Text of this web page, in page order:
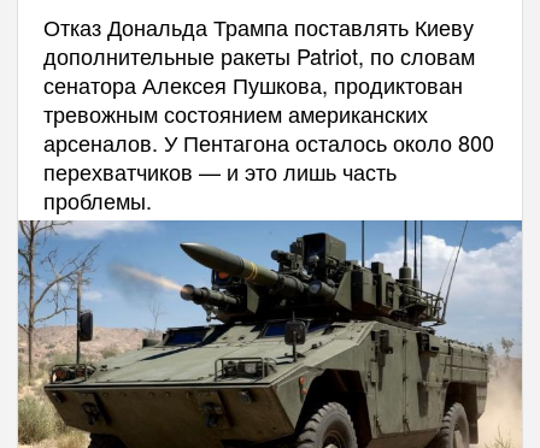
Отказ Дональда Трампа поставлять Киеву
дополнительные ракеты Patriot, по словам
сенатора Алексея Пушкова, продиктован
тревожным состоянием американских
арсеналов. У Пентагона осталось около 800
перехватчиков — и это лишь часть
проблемы.